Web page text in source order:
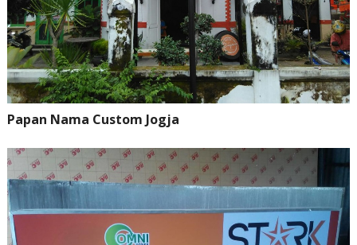
Papan Nama Custom Jogja